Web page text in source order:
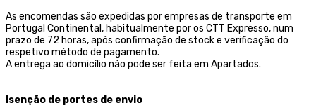
As encomendas são expedidas por empresas de transporte em
Portugal Continental, habitualmente por os CTT Expresso,num
prazo de 72 horas, após confirmação de stock e verificação do
respetivo método de pagamento.
A entrega ao domicílio não pode ser feita em Apartados.
Isenção de portes de envio